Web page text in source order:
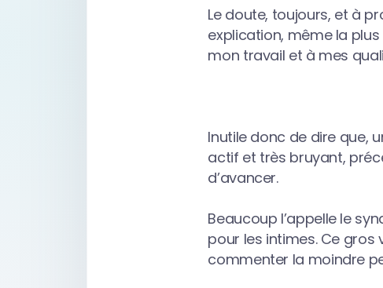
Le doute, toujours, et à
explication, même la
mon travail et à mes
Inutile donc de dire que,
actif et très bruyant,
d’avancer.
Beaucoup l’appelle le
pour les intimes. Ce
commenter la moindre